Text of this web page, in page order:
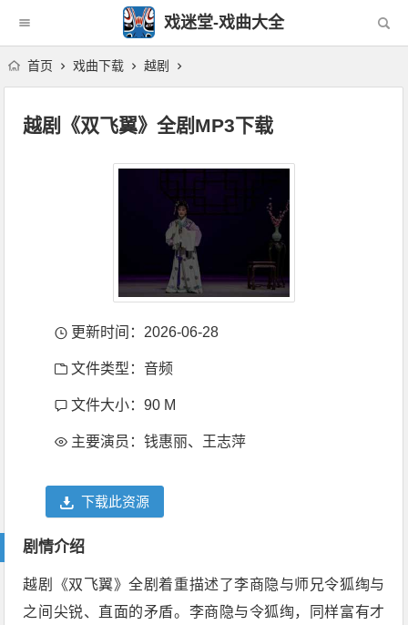
戏迷堂-戏曲大全
首页 戏曲下载 越剧
越剧《双飞翼》全剧MP3下载
更新时间：2026-06-28
文件类型：音频
文件大小：90 M
主要演员：钱惠丽、王志萍
下载此资源
剧情介绍
越剧《双飞翼》全剧着重描述了李商隐与师兄令狐绹与
之间尖锐、直面的矛盾。李商隐与令狐绹，同样富有才